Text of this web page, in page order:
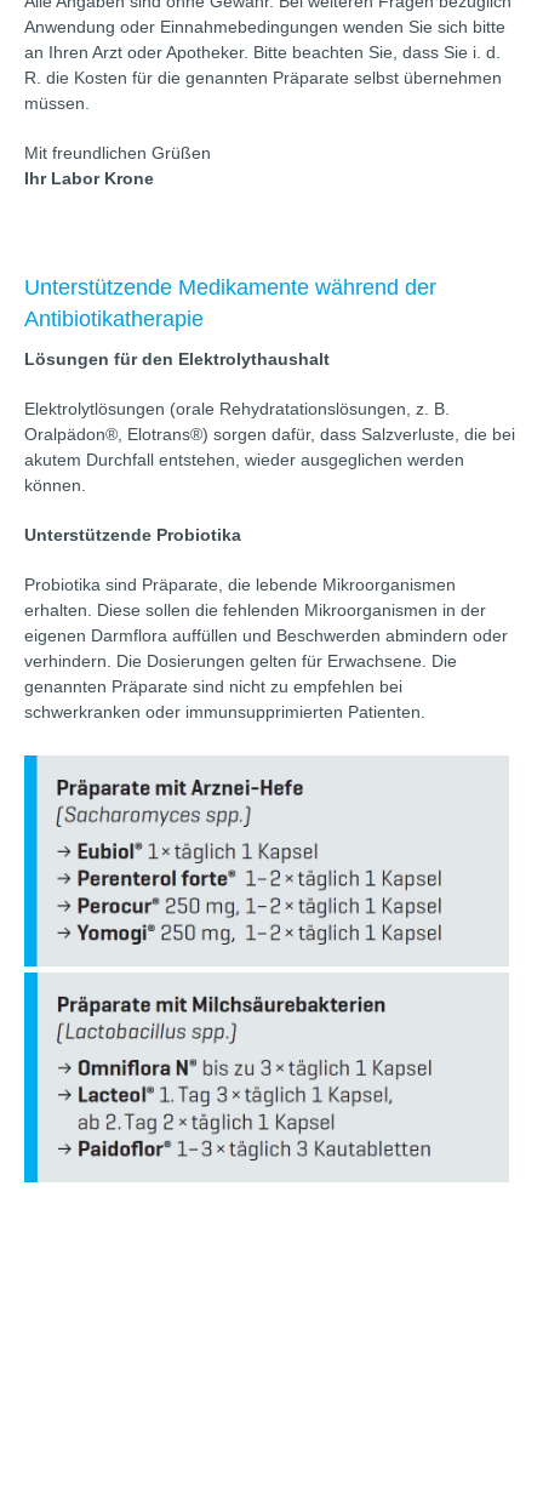
Anwendung oder Einnahmebedingungen wenden Sie sich bitte
an Ihren Arzt oder Apotheker. Bitte beachten Sie, dass Sie i. d.
R. die Kosten für die genannten Präparate selbst übernehmen
müssen.
Mit freundlichen Grüßen
Ihr Labor Krone
Unterstützende Medikamente während der
Antibiotikatherapie
Lösungen für den Elektrolythaushalt
Elektrolytlösungen (orale Rehydratationslösungen, z. B.
Oralpädon®, Elotrans®) sorgen dafür, dass Salzverluste, die bei
akutem Durchfall entstehen, wieder ausgeglichen werden
können.
Unterstützende Probiotika
Probiotika sind Präparate, die lebende Mikroorganismen
erhalten. Diese sollen die fehlenden Mikroorganismen in der
eigenen Darmflora auffüllen und Beschwerden abmindern oder
verhindern. Die Dosierungen gelten für Erwachsene. Die
genannten Präparate sind nicht zu empfehlen bei
schwerkranken oder immunsupprimierten Patienten.